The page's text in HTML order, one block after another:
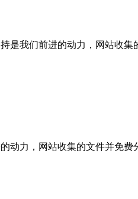
是我们前进的动力，网站收
动力，网站收集的文件并免